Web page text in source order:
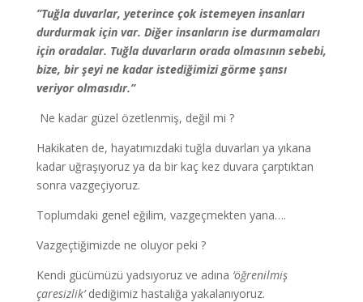
”Tuğla duvarlar, yeterince çok istemeyen insanları
durdurmak için var. Diğer insanların ise durmamaları
için oradalar. Tuğla duvarların orada olmasının sebebi,
bize, bir şeyi ne kadar istediğimizi görme şansı
veriyor olmasıdır.”
Ne kadar güzel özetlenmiş, değil mi ?
Hakikaten de, hayatımızdaki tuğla duvarları ya yıkana
kadar uğraşıyoruz ya da bir kaç kez duvara çarptıktan
sonra vazgeçiyoruz.
Toplumdaki genel eğilim, vazgeçmekten yana….
Vazgeçtiğimizde ne oluyor peki ?
Kendi gücümüzü yadsıyoruz ve adına ‘öğrenilmiş
çaresizlik’dediğimiz hastalığa yakalanıyoruz.